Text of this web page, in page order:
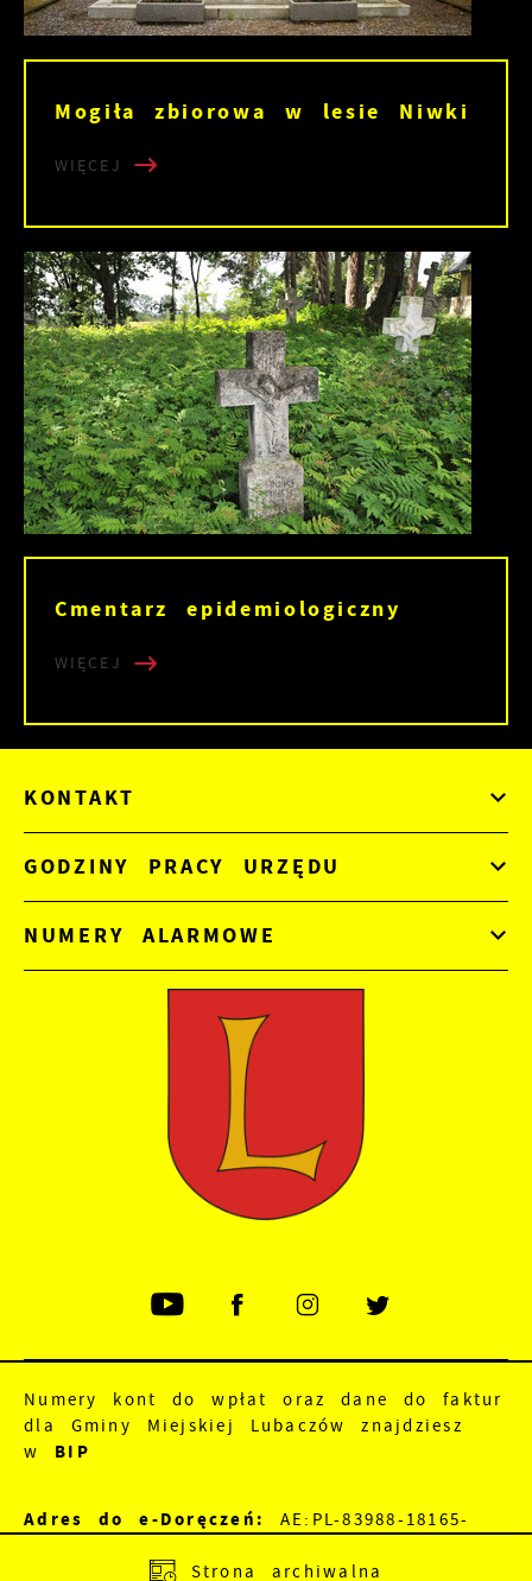
Mogiła zbiorowa w lesie Niwki
WIĘCEJ
Cmentarz epidemiologiczny
WIĘCEJ
KONTAKT
GODZINY PRACY URZĘDU
NUMERY ALARMOWE
Numery kont do wpłat oraz dane do faktur
dla Gminy Miejskiej Lubaczów znajdziesz
w BIP
Adres do e-Doręczeń:
AE:PL-83988-18165-
Strona archiwalna